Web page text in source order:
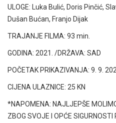
ULOGE: Luka Bulić, Doris Pinčić,
Dušan Bućan, Franjo Dijak
TRAJANJE FILMA: 93 min.
GODINA: 2021. /DRŽAVA: SAD
POČETAK PRIKAZIVANJA: 9. 9.
CIJENA ULAZNICE: 25 KN
*NAPOMENA: NAJLJEPŠE
ZBOG SVOJE I OPĆE